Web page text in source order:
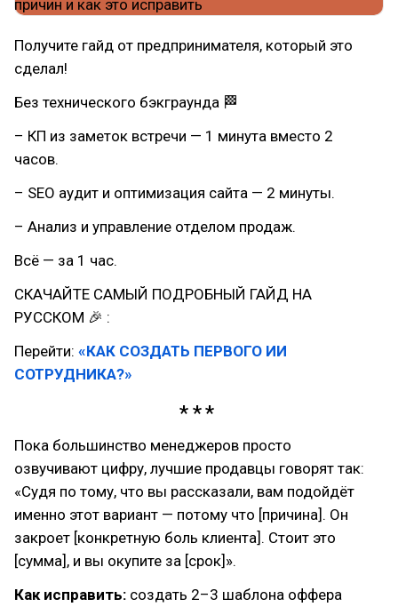
Получите гайд от предпринимателя, который это
сделал!
Без технического бэкграунда 🏁
– КП из заметок встречи — 1 минута вместо 2
часов.
– SEO аудит и оптимизация сайта — 2 минуты.
– Анализ и управление отделом продаж.
Всё — за 1 час.
СКАЧАЙТЕ САМЫЙ ПОДРОБНЫЙ ГАЙД НА
РУССКОМ 🎉 :
Перейти: «КАК СОЗДАТЬ ПЕРВОГО ИИ
СОТРУДНИКА?»
Пока большинство менеджеров просто
озвучивают цифру, лучшие продавцы говорят так:
«Судя по тому, что вы рассказали, вам подойдёт
именно этот вариант — потому что [причина]. Он
закроет [конкретную боль клиента]. Стоит это
[сумма], и вы окупите за [срок]».
Как исправить: создать 2–3 шаблона оффера